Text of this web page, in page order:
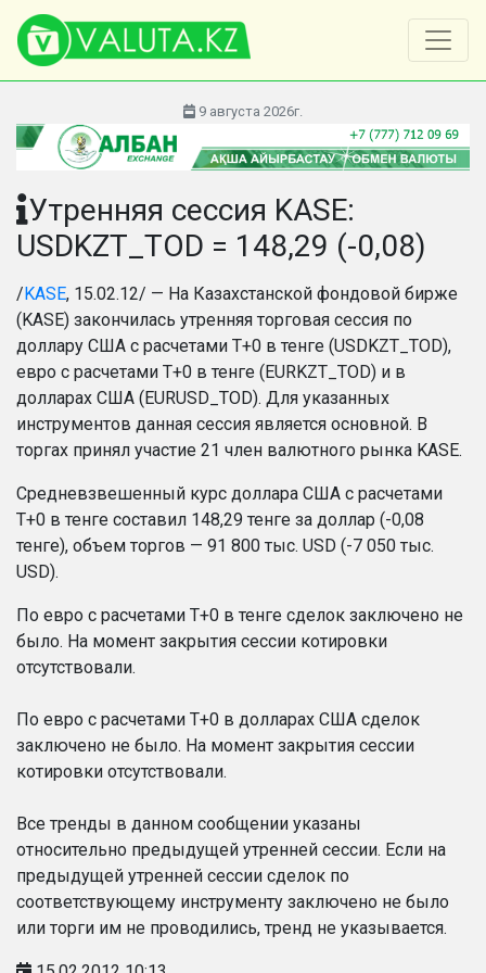
9 августа 2026г.
Утренняя сессия KASE:
USDKZT_TOD = 148,29 (-0,08)
/ KASE, 15.02.12/ — На Казахстанской фондовой бирже
(KASE) закончилась утренняя торговая сессия по
доллару США с расчетами Т+0 в тенге (USDKZT_TOD),
евро с расчетами T+0 в тенге (EURKZT_TOD) и в
долларах США (EURUSD_TOD). Для указанных
инструментов данная сессия является основной. В
торгах принял участие 21 член валютного рынка KASE.
Средневзвешенный курс доллара США с расчетами
T+0 в тенге составил 148,29 тенге за доллар (-0,08
тенге), объем торгов — 91 800 тыс. USD (-7 050 тыс.
USD).
По евро с расчетами T+0 в тенге сделок заключено не
было. На момент закрытия сессии котировки
отсутствовали.
По евро с расчетами T+0 в долларах США сделок
заключено не было. На момент закрытия сессии
котировки отсутствовали.
Все тренды в данном сообщении указаны
относительно предыдущей утренней сессии. Если на
предыдущей утренней сессии сделок по
соответствующему инструменту заключено не было
или торги им не проводились, тренд не указывается.